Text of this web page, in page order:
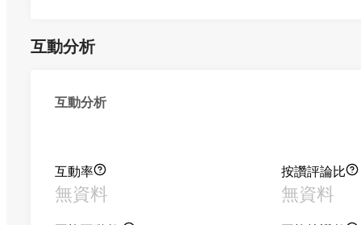
互動分析
互動分析
互動率
無資料
按讚評論比
無資料